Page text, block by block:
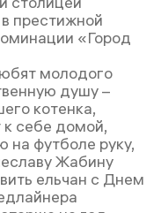
престижной
«Город
молодого
душу –
котенка,
к себе домой,
на футболе руку,
Жабину
ельчан с Днем